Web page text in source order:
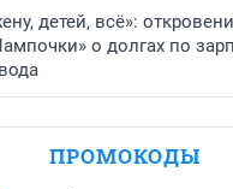
детей, всё»:
о долгах по
ПРОМОКОДЫ